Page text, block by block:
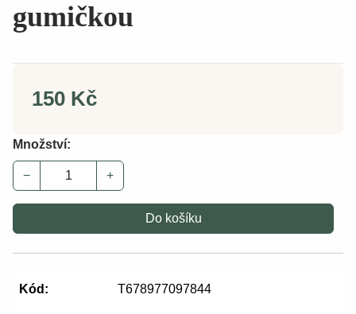
gumičkou
150 Kč
Množství:
− +
Do košíku
Kód: T678977097844